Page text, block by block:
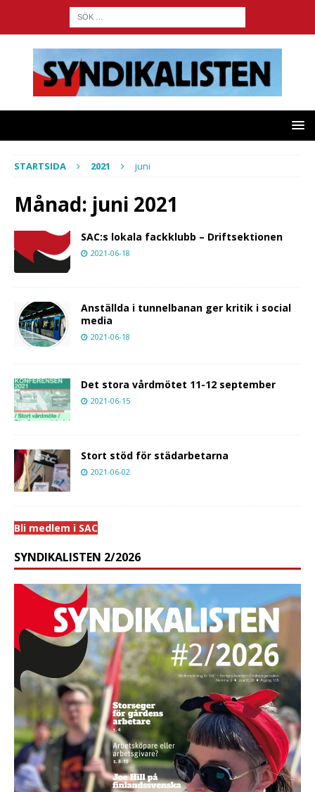
STARTSIDA 2021 juni
Månad: juni 2021
SAC:s lokala fackklubb – Driftsektionen
2021-06-18
Anställda i tunnelbanan ger kritik i social
media
2021-06-18
Det stora vårdmötet 11-12 september
2021-06-15
Stort stöd för städarbetarna
2021-06-02
Bli medlem i SAC
SYNDIKALISTEN 2/2026